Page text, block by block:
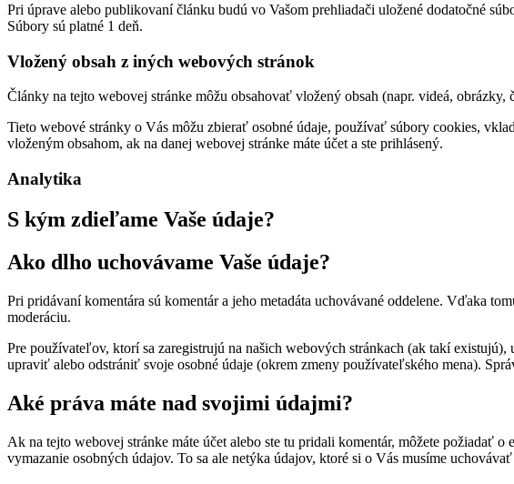
Pri úprave alebo publikovaní článku budú vo Vašom prehliadači uložené dodatočné
Súbory sú platné 1 deň.
Vložený obsah z iných webových stránok
Články na tejto webovej stránke môžu obsahovať vložený obsah (napr. videá,
Tieto webové stránky o Vás môžu zbierať osobné údaje, používať súbory cookies,
vloženým obsahom, ak na danej webovej stránke máte účet a ste prihlásený.
Analytika
S kým zdieľame Vaše údaje?
Ako dlho uchovávame Vaše údaje?
Pri pridávaní komentára sú komentár a jeho metadáta uchovávané oddelene. Vďaka
moderáciu.
Pre používateľov, ktorí sa zaregistrujú na našich webových stránkach (ak takí
upraviť alebo odstrániť svoje osobné údaje (okrem zmeny používateľského mena).
Aké práva máte nad svojimi údajmi?
Ak na tejto webovej stránke máte účet alebo ste tu pridali komentár, môžete požiadať
vymazanie osobných údajov. To sa ale netýka údajov, ktoré si o Vás musíme